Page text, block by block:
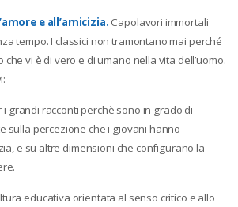
e all’amicizia. Capolavori immortali
tempo. I classici non tramontano mai perché
vi è di vero e di umano nella vita dell’uomo.
i grandi racconti perchè sono in grado di
sulla percezione che i giovani hanno
e su altre dimensioni che configurano la
educativa orientata al senso critico e allo